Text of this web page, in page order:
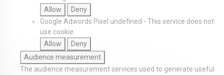
Allow
Deny
Google Adwords Pixel undefined - This service does not
use cookie.
Allow
Deny
Audience measurement
The audience measurement services used to generate useful